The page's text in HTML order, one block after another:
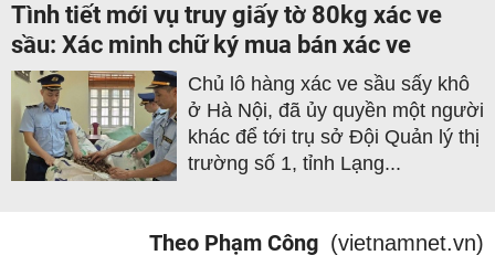
Tình tiết mới vụ truy giấy tờ 80kg xác ve
sầu: Xác minh chữ ký mua bán xác ve
Chủ lô hàng xác ve sầu sấy khô
ở Hà Nội, đã ủy quyền một người
khác để tới trụ sở Đội Quản lý thị
trường số 1, tỉnh Lạng...
Theo Phạm Công (vietnamnet.vn)